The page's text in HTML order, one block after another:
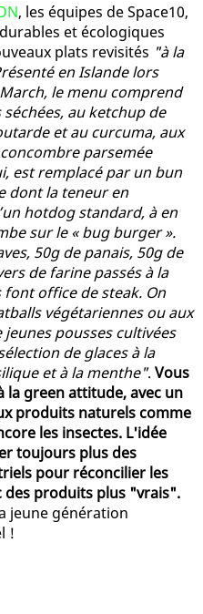
, les équipes de Space10,
et écologiques
plats revisités "à la
en Islande lors
le menu comprend
au ketchup de
et au curcuma, aux
parsemée
est remplacé par un bun
dont la teneur en
hotdog standard, à en
sur le « bug burger ».
50g de panais, 50g de
de farine passés à la
office de steak. On
végétariennes ou aux
pousses cultivées
de glaces à la
et à la menthe". Vous
green attitude, avec un
produits naturels comme
les insectes. L'idée
toujours plus des
pour réconcilier les
des produits plus "vrais".
jeune génération
!